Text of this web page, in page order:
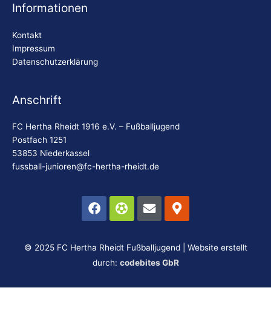
Informationen
Kontakt
Impressum
Datenschutzerklärung
Anschrift
FC Hertha Rheidt 1916 e.V. – Fußballjugend
Postfach 1251
53853 Niederkassel
fussball-junioren@fc-hertha-rheidt.de
Facebook
FutbolEnvelope
Map-
marker-
alt
© 2025 FC Hertha Rheidt Fußballjugend | Website erstellt
durch: codebites GbR